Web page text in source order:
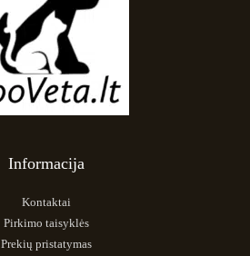
Informacija
Kontaktai
Pirkimo taisyklės
Prekių pristatymas